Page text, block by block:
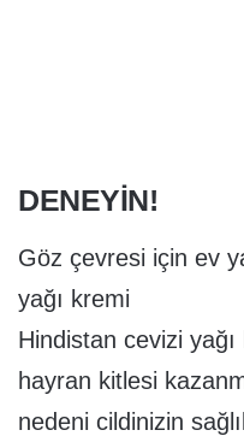
DENEYIN!
Göz çevresi için ev
yağı kremi
Hindistan cevizi
hayran kitlesi
nedeni cildinizin